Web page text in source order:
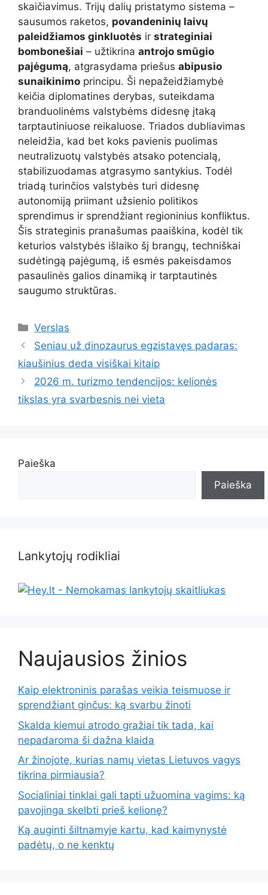
skaičiavimus. Trijų dalių pristatymo sistema –
sausumos raketos, povandeninių laivų
paleidžiamos ginkluotės ir strateginiai
bombonešiai – užtikrina antrojo smūgio
pajėgumą, atgrasydama priešus abipusio
sunaikinimo principu. Ši nepažeidžiamybė
keičia diplomatines derybas, suteikdama
branduolinėms valstybėms didesnę įtaką
tarptautiniuose reikaluose. Triados dubliavimas
neleidžia, kad bet koks pavienis puolimas
neutralizuotų valstybės atsako potencialą,
stabilizuodamas atgrasymo santykius. Todėl
triadą turinčios valstybės turi didesnę
autonomiją priimant užsienio politikos
sprendimus ir sprendžiant regioninius konfliktus.
Šis strateginis pranašumas paaiškina, kodėl tik
keturios valstybės išlaiko šį brangų, techniškai
sudėtingą pajėgumą, iš esmės pakeisdamos
pasaulinės galios dinamiką ir tarptautinės
saugumo struktūras.
Kategorijos
Verslas
Seniau už dinozaurus egzistavęs padaras:
kiaušinius deda visiškai kitaip
2026 m. turizmo tendencijos: kelionės
tikslas yra svarbesnis nei vieta
Paieška
Paieška
Lankytojų rodikliai
Naujausios žinios
Kaip elektroninis parašas veikia teismuose ir
sprendžiant ginčus: ką svarbu žinoti
Skalda kiemui atrodo gražiai tik tada, kai
nepadaroma ši dažna klaida
Ar žinojote, kurias namų vietas Lietuvos vagys
tikrina pirmiausia?
Socialiniai tinklai gali tapti užuomina vagims: ką
pavojinga skelbti prieš kelionę?
Ką auginti šiltnamyje kartu, kad kaimynystė
padėtų, o ne kenktų